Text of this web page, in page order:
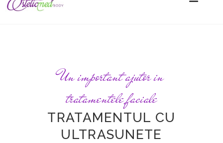
Un important ajutor in
tratamentele faciale
TRATAMENTUL CU
ULTRASUNETE